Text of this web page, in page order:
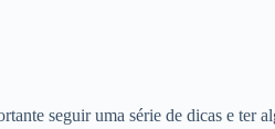
seguir uma série de dicas e ter